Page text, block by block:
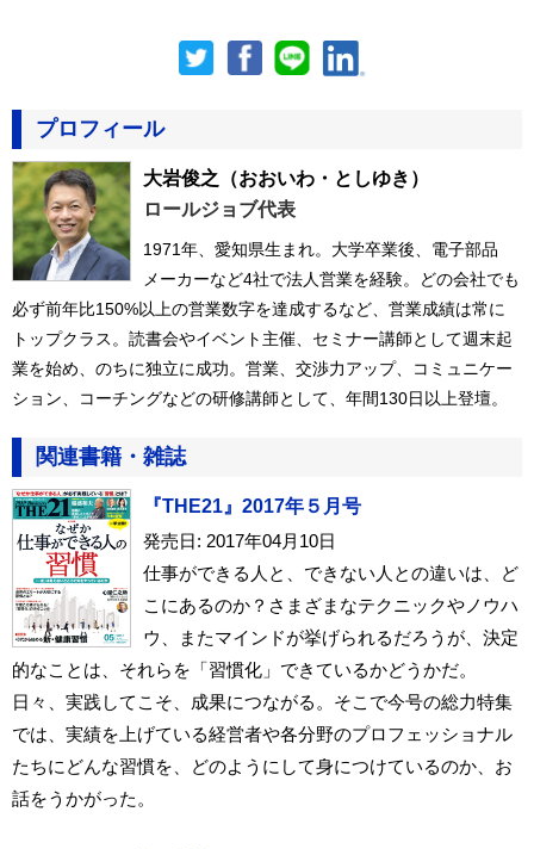
プロフィール
大岩俊之 （おおいわ・としゆき）
ロールジョブ代表
1971年、愛知県生まれ。大学卒業後、電子部品
メーカーなど4社で法人営業を経験。どの会社でも
必ず前年比150%以上の営業数字を達成するなど、営業成績は常に
トップクラス。読書会やイベント主催、セミナー講師として週末起
業を始め、のちに独立に成功。営業、交渉力アップ、コミュニケー
ション、コーチングなどの研修講師として、年間130日以上登壇。
関連書籍・雑誌
『THE21』2017年５月号
発売日: 2017年04月10日
仕事ができる人と、できない人との違いは、ど
こにあるのか？さまざまなテクニックやノウハ
ウ、またマインドが挙げられるだろうが、決定
的なことは、それらを「習慣化」できているかどうかだ。
日々、実践してこそ、成果につながる。そこで今号の総力特集
では、実績を上げている経営者や各分野のプロフェッショナル
たちにどんな習慣を、どのようにして身につけているのか、お
話をうかがった。